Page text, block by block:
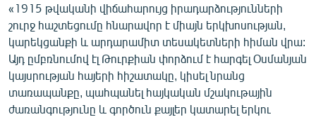
ՁԳՏԵԼՈՎ ԼԱՎԱԳՈՒՅՆԻՆ
ՓՈԴՔԱՍԹ
Հայերեն
English
«1915 թվականի վիճահարույց իրադարձությունների
շուրջ հաշտեցումը հնարավոր է միայն երկխոսության,
կարեկցանքի և արդարամիտ տեսակետների հիման վրա:
Այդ ըմբռնումով էլ Թուրքիան փորձում է հարգել Օսմանյան
կայսրության հայերի հիշատակը, կիսել նրանց
տառապանքը, պահպանել հայկական մշակութային
ժառանգությունը և գործուն քայլեր կատարել երկու